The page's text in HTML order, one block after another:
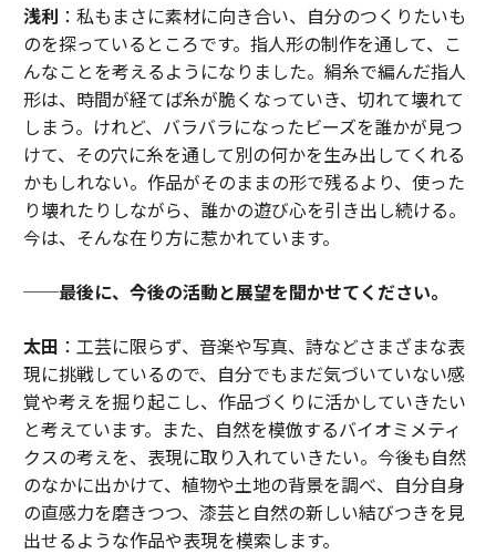
浅利 ：私もまさに素材に向き合い、自分のつくりたいも
のを探っているところです。指人形の制作を通して、こ
んなことを考えるようになりました。絹糸で編んだ指人
形は、時間が経てば糸が脆くなっていき、切れて壊れて
しまう。けれど、バラバラになったビーズを誰かが見つ
けて、その穴に糸を通して別の何かを生み出してくれる
かもしれない。作品がそのままの形で残るより、使った
り壊れたりしながら、誰かの遊び心を引き出し続ける。
今は、そんな在り方に惹かれています。
──最後に、今後の活動と展望を聞かせてください。
太田 ：工芸に限らず、音楽や写真、詩などさまざまな表
現に挑戦しているので、自分でもまだ気づいていない感
覚や考えを掘り起こし、作品づくりに活かしていきたい
と考えています。また、自然を模倣するバイオミメティ
クスの考えを、表現に取り入れていきたい。今後も自然
のなかに出かけて、植物や土地の背景を調べ、自分自身
の直感力を磨きつつ、漆芸と自然の新しい結びつきを見
出せるような作品や表現を模索します。